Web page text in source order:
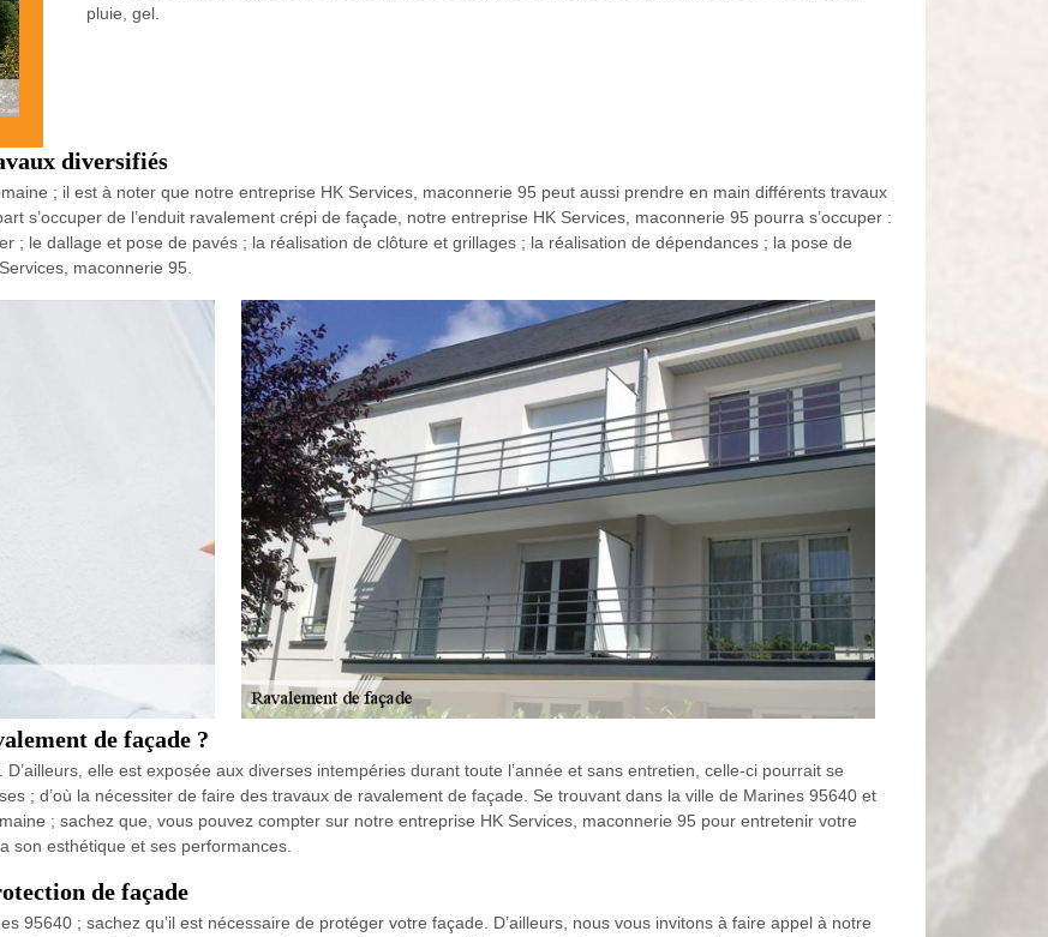
pluie, gel.
diversifiés
; il est à noter que notre entreprise HK Services, maconnerie 95 peut aussi prendre en main différents travaux
s’occuper de l’enduit ravalement crépi de façade, notre entreprise HK Services, maconnerie 95 pourra s’occuper :
; le dallage et pose de pavés ; la réalisation de clôture et grillages ; la réalisation de dépendances ; la pose de
maconnerie 95.
de façade ?
elle est exposée aux diverses intempéries durant toute l’année et sans entretien, celle-ci pourrait se
; d’où la nécessiter de faire des travaux de ravalement de façade. Se trouvant dans la ville de Marines 95640 et
; sachez que, vous pouvez compter sur notre entreprise HK Services, maconnerie 95 pour entretenir votre
son esthétique et ses performances.
de façade
95640 ; sachez qu’il est nécessaire de protéger votre façade. D’ailleurs, nous vous invitons à faire appel à notre